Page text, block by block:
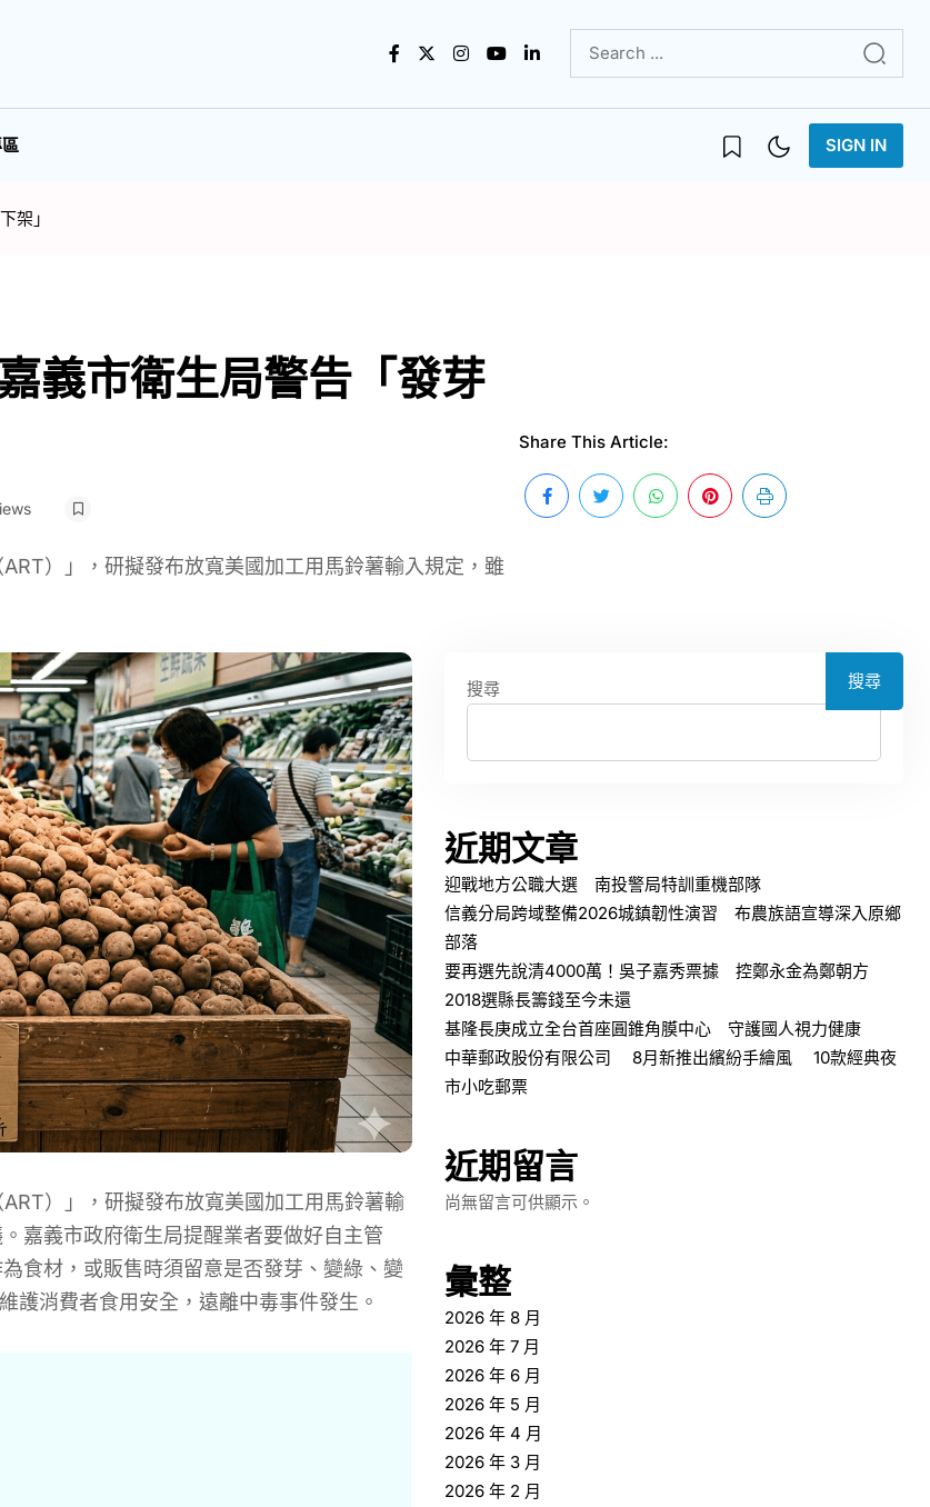
SIGN IN
架」
義市衛生局警告「發芽
）」，研擬發布放寬美國加工用馬鈴薯輸入規定，雖
Share This Article:
）」，研擬發布放寬美國加工用馬鈴薯輸
嘉義市政府衛生局提醒業者要做好自主管
食材，或販售時須留意是否發芽、變綠、變
護消費者食用安全，遠離中毒事件發生。
搜尋 搜尋
近期文章
迎戰地方公職大選 南投警局特訓重機部隊
信義分局跨域整備2026城鎮韌性演習 布農族語宣導深入原鄉
部落
要再選先說清4000萬！吳子嘉秀票據 控鄭永金為鄭朝方
2018選縣長籌錢至今未還
基隆長庚成立全台首座圓錐角膜中心 守護國人視力健康
中華郵政股份有限公司 8月新推出繽紛手繪風 10款經典夜
市小吃郵票
近期留言
尚無留言可供顯示。
彙整
2026 年 8 月
2026 年 7 月
2026 年 6 月
2026 年 5 月
2026 年 4 月
2026 年 3 月
2026 年 2 月